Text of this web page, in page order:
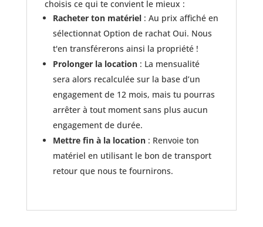
choisis ce qui te convient le mieux :
Racheter ton matériel : Au prix affiché en
sélectionnat Option de rachat Oui. Nous
t'en transférerons ainsi la propriété !
Prolonger la location: La mensualité
sera alors recalculée sur la base d’un
engagement de 12 mois, mais tu pourras
arrêter à tout moment sans plus aucun
engagement de durée.
Mettre fin à la location: Renvoie ton
matériel en utilisant le bon de transport
retour que nous te fournirons.